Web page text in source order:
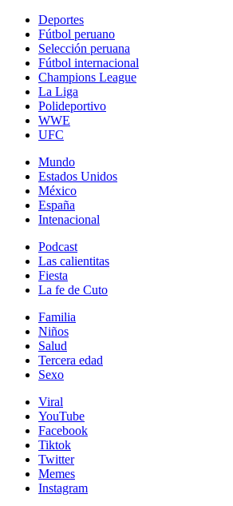
Deportes
Fútbol peruano
Selección peruana
Fútbol internacional
Champions League
La Liga
Polideportivo
WWE
UFC
Mundo
Estados Unidos
México
España
Intenacional
Podcast
Las calientitas
Fiesta
La fe de Cuto
Familia
Niños
Salud
Tercera edad
Sexo
Viral
YouTube
Facebook
Tiktok
Twitter
Memes
Instagram